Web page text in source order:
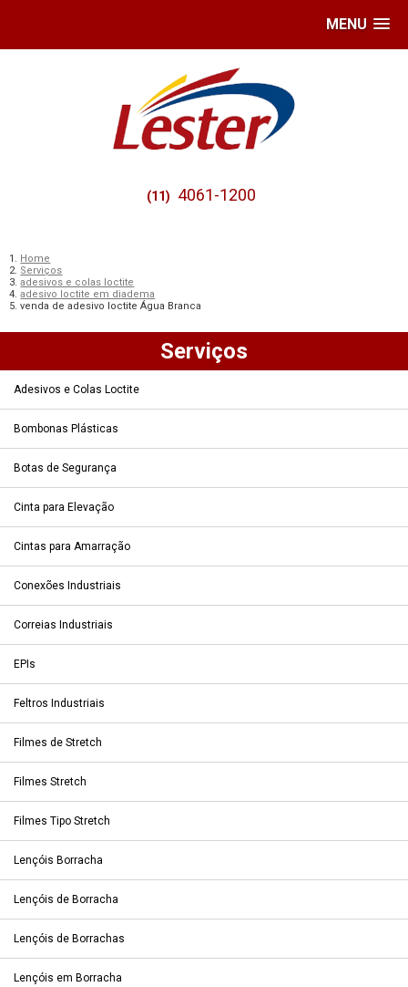
MENU
(11) 4061-1200
Home
Serviços
adesivos e colas loctite
adesivo loctite em diadema
venda de adesivo loctite Água Branca
Serviços
Adesivos e Colas Loctite
Bombonas Plásticas
Botas de Segurança
Cinta para Elevação
Cintas para Amarração
Conexões Industriais
Correias Industriais
EPIs
Feltros Industriais
Filmes de Stretch
Filmes Stretch
Filmes Tipo Stretch
Lençóis Borracha
Lençóis de Borracha
Lençóis de Borrachas
Lençóis em Borracha